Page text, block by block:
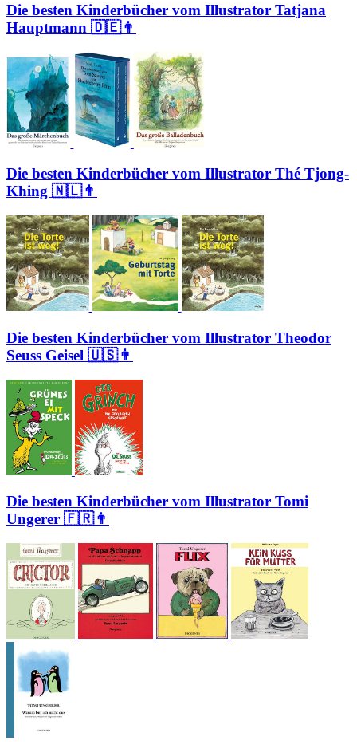
Die besten Kinderbücher vom Illustrator Tatjana
Hauptmann 🇩🇪👨
Die besten Kinderbücher vom Illustrator Thé Tjong-
Khing 🇳🇱👨
Die besten Kinderbücher vom Illustrator Theodor
Seuss Geisel 🇺🇸👨
Die besten Kinderbücher vom Illustrator Tomi
Ungerer 🇫🇷👨